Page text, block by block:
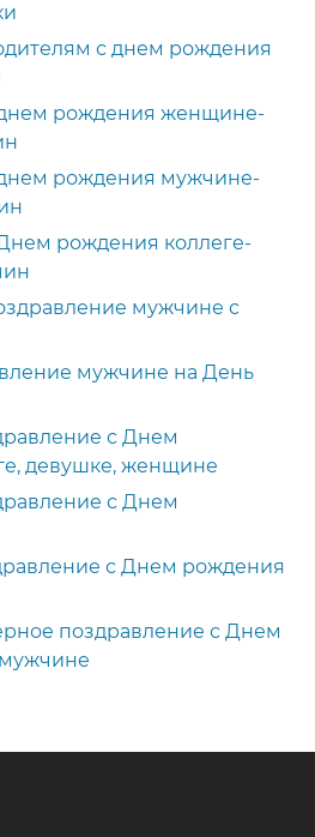
с днем рождения
рождения женщине-
рождения мужчине-
рождения коллеге-
мужчине с
мужчине на День
с Днем
девушке, женщине
с Днем
с Днем рождения
поздравление с Днем